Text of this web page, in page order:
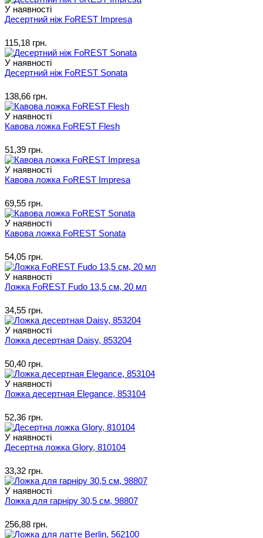
У наявності
Десертний ніж FoREST Impresa
115,18 грн.
У наявності
Десертний ніж FoREST Sonata
138,66 грн.
У наявності
Кавова ложка FoREST Flesh
51,39 грн.
У наявності
Кавова ложка FoREST Impresa
69,55 грн.
У наявності
Кавова ложка FoREST Sonata
54,05 грн.
У наявності
Ложка FoREST Fudo 13,5 см, 20 мл
34,55 грн.
У наявності
Ложка десертная Daisy, 853204
50,40 грн.
У наявності
Ложка десертная Elegance, 853104
52,36 грн.
У наявності
Десертна ложка Glory, 810104
33,32 грн.
У наявності
Ложка для гарніру 30,5 см, 98807
256,88 грн.